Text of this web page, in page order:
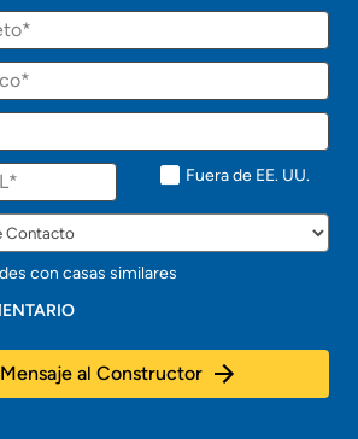
Fuera de EE. UU.
con casas similares
al Constructor